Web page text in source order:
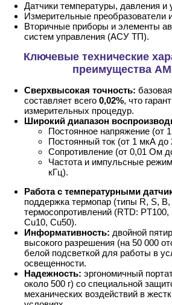
Датчики температуры, давления и
Измерительные преобразователи
Вторичные приборы и элементы
систем управления (АСУ ТП).
Ключевые технические
преимущества
Сверхвысокая точность:
составляет всего 0,02%, что
измерительных процедур.
Широкий диапазон
Постоянное напряжение (от
Постоянный ток (от 1 мкА до
Сопротивление (от 0,01 Ом
Частота и импульсные
кГц).
Работа с температурными
поддержка термопар (типы R, S,
термосопротивлений (RTD:
Cu10, Cu50).
Информативность: двойной
высокого разрешения (на 50 000
белой подсветкой для работы в
освещенности.
Надежность: эргономичный
около 500 г) со специальной
механических воздействий в